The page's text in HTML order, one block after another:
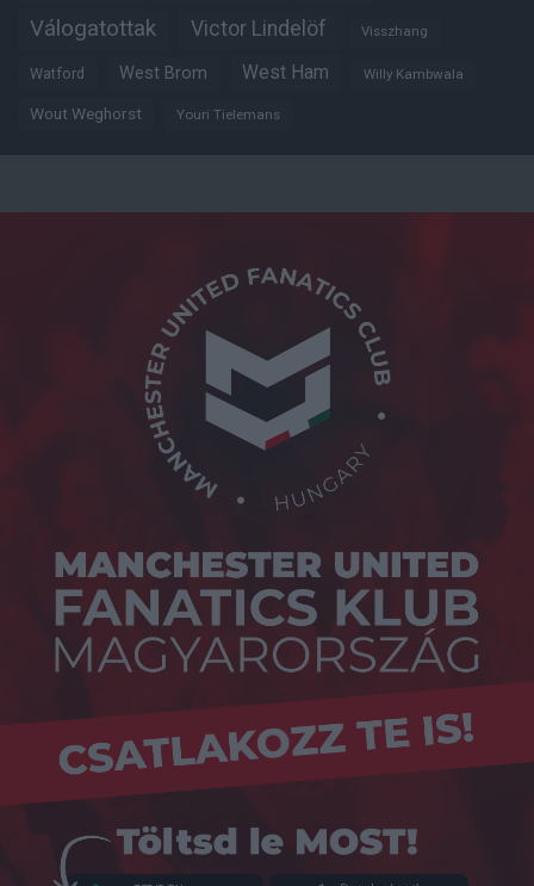
Válogatottak Victor Lindelöf Visszhang
Watford West Brom West Ham Willy Kambwala
Wout Weghorst Youri Tielemans